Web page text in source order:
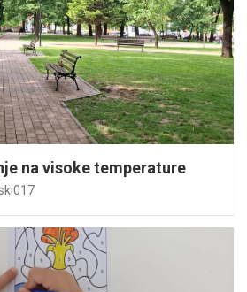
na visoke temperature